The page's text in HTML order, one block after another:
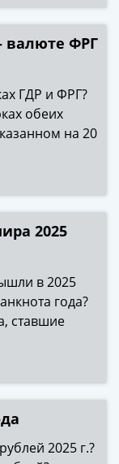
валюте ФРГ
ГДР и ФРГ?
обеих
на 20
2025
в 2025
года?
ставшие
2025 г.?